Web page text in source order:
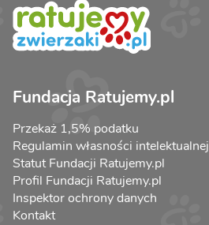
Fundacja Ratujemy.pl
Przekaż 1,5% podatku
Regulamin własności intelektualnej
Statut Fundacji Ratujemy.pl
Profil Fundacji Ratujemy.pl
Inspektor ochrony danych
Kontakt